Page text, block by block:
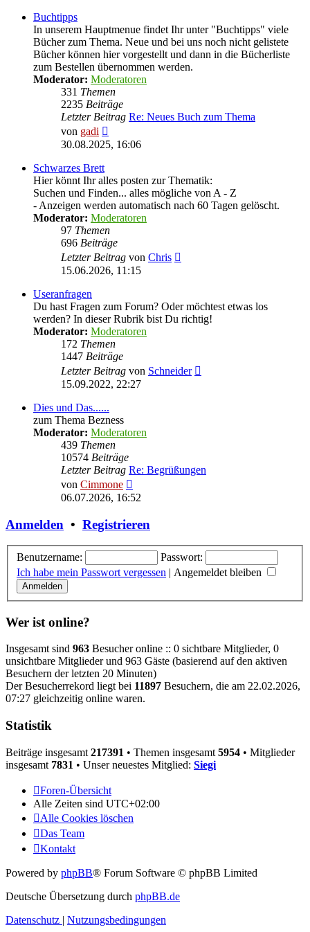
Buchtipps
In unserem Hauptmenue findet Ihr unter "Buchtipps" viele
Bücher zum Thema. Neue und bei uns noch nicht gelistete
Bücher können hier vorgestellt und dann in die Bücherliste
zum Bestellen übernommen werden.
Moderator: Moderatoren
331 Themen
2235 Beiträge
Letzter Beitrag Re: Neues Buch zum Thema
von gadi
Beitrag
30.08.2025, 16:06
Schwarzes Brett
Hier könnt Ihr alles posten zur Thematik:
Suchen und Finden... alles mögliche von A - Z
- Anzeigen werden automatisch nach 60 Tagen gelöscht.
Moderator: Moderatoren
97 Themen
696 Beiträge
Letzter Beitrag von Chris
15.06.2026, 11:15
Useranfragen
Du hast Fragen zum Forum? Oder möchtest etwas los
werden? In dieser Rubrik bist Du richtig!
Moderator: Moderatoren
172 Themen
1447 Beiträge
Letzter Beitrag von Schneider
15.09.2022, 22:27
Dies und Das......
zum Thema Bezness
Moderator: Moderatoren
439 Themen
10574 Beiträge
Letzter Beitrag Re: Begrüßungen
von Cimmone
Beitrag
06.07.2026, 16:52
Anmelden • Registrieren
Benutzername:
Passwort:
Ich habe mein Passwort vergessen | Angemeldet bleiben
Wer ist online?
Insgesamt sind 963 Besucher online :: 0 sichtbare Mitglieder, 0
unsichtbare Mitglieder und 963 Gäste (basierend auf den aktiven
Besuchern der letzten 20 Minuten)
Der Besucherrekord liegt bei 11897 Besuchern, die am 22.02.2026,
07:27 gleichzeitig online waren.
Statistik
Beiträge insgesamt 217391 • Themen insgesamt 5954 • Mitglieder
insgesamt 7831 • Unser neuestes Mitglied: Siegi
Foren-Übersicht
Alle Zeiten sind UTC+02:00
Alle Cookies löschen
Das Team
Kontakt
Powered by phpBB® Forum Software © phpBB Limited
Deutsche Übersetzung durch phpBB.de
Datenschutz | Nutzungsbedingungen